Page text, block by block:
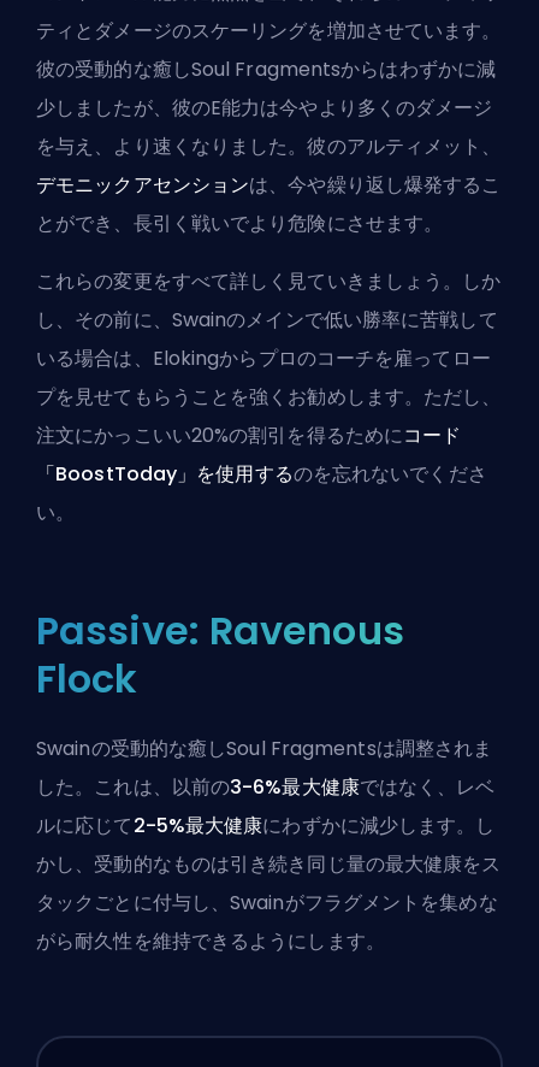
ティとダメージのスケーリングを増加させています。
彼の受動的な癒しSoul Fragmentsからはわずかに減
少しましたが、彼のE能力は今やより多くのダメージ
を与え、より速くなりました。彼のアルティメット、
デモニックアセンションは、今や繰り返し爆発するこ
とができ、長引く戦いでより危険にさせます。
これらの変更をすべて詳しく見ていきましょう。しか
し、その前に、Swainのメインで低い勝率に苦戦して
いる場合は、Elokingからプロのコーチを雇ってロー
プを見せてもらうことを強くお勧めします。ただし、
注文にかっこいい20%の割引を得るためにコード
「BoostToday」を使用するのを忘れないでくださ
い。
Passive: Ravenous
Flock
Swainの受動的な癒しSoul Fragmentsは調整されま
した。これは、以前の3-6%最大健康ではなく、レベ
ルに応じて2-5%最大健康にわずかに減少します。し
かし、受動的なものは引き続き同じ量の最大健康をス
タックごとに付与し、Swainがフラグメントを集めな
がら耐久性を維持できるようにします。